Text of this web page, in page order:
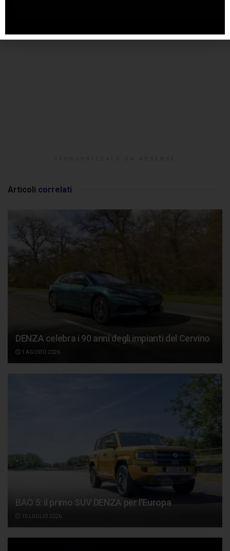
Articoli correlati
DENZA celebra i 90 anni degli impianti del Cervino
1 AGOSTO 2026
BAO 5: il primo SUV DENZA per l’Europa
15 LUGLIO 2026